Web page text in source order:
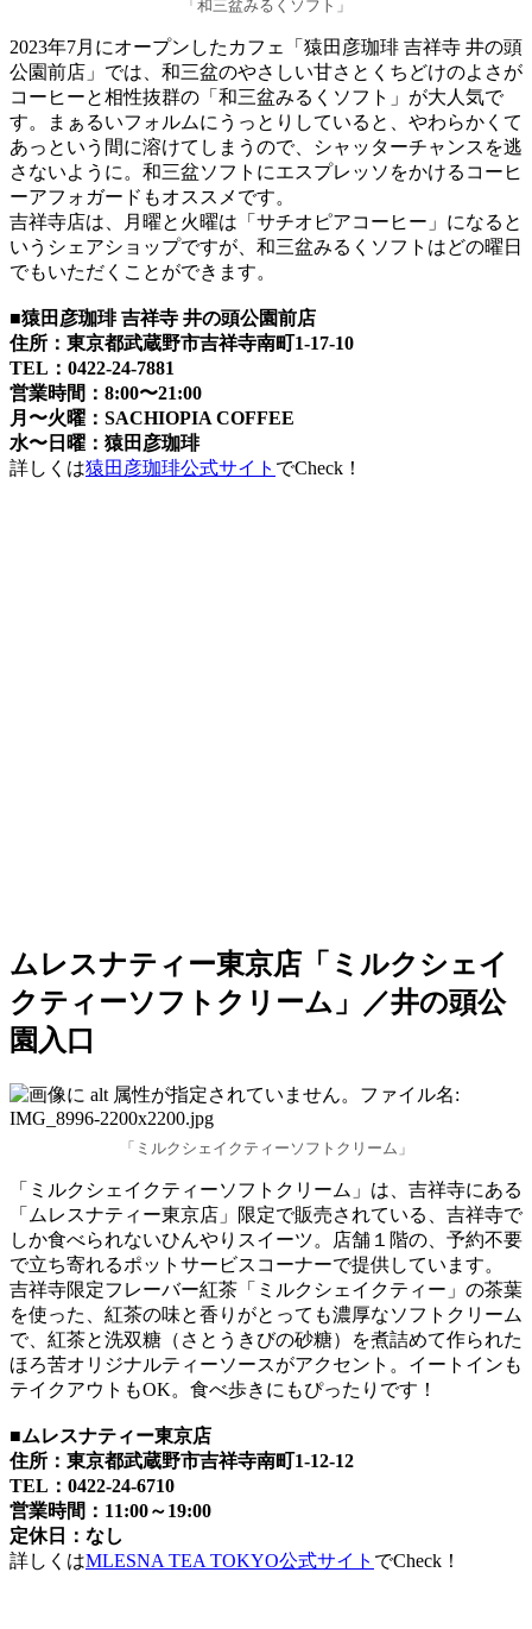
「和三盆みるくソフト」
2023年7月にオープンしたカフェ「猿田彦珈琲 吉祥寺 井の頭
公園前店」では、和三盆のやさしい甘さとくちどけのよさが
コーヒーと相性抜群の「和三盆みるくソフト」が大人気で
す。まぁるいフォルムにうっとりしていると、やわらかくて
あっという間に溶けてしまうので、シャッターチャンスを逃
さないように。和三盆ソフトにエスプレッソをかけるコーヒ
ーアフォガードもオススメです。
吉祥寺店は、月曜と火曜は「サチオピアコーヒー」になると
いうシェアショップですが、和三盆みるくソフトはどの曜日
でもいただくことができます。
■猿田彦珈琲 吉祥寺 井の頭公園前店
住所：東京都武蔵野市吉祥寺南町1-17-10
TEL：0422-24-7881
営業時間：8:00〜21:00
月〜火曜：SACHIOPIA COFFEE
水〜日曜：猿田彦珈琲
詳しくは猿田彦珈琲公式サイト でCheck！
ムレスナティー東京店「ミルクシェイ
クティーソフトクリーム」／井の頭公
園入口
「ミルクシェイクティーソフトクリーム」
「ミルクシェイクティーソフトクリーム」は、吉祥寺にある
「ムレスナティー東京店」限定で販売されている、吉祥寺で
しか食べられないひんやりスイーツ。店舗１階の、予約不要
で立ち寄れるポットサービスコーナーで提供しています。
吉祥寺限定フレーバー紅茶「ミルクシェイクティー」の茶葉
を使った、紅茶の味と香りがとっても濃厚なソフトクリーム
で、紅茶と洗双糖（さとうきびの砂糖）を煮詰めて作られた
ほろ苦オリジナルティーソースがアクセント。イートインも
テイクアウトもOK。食べ歩きにもぴったりです！
■ムレスナティー東京店
住所：東京都武蔵野市吉祥寺南町1-12-12
TEL：0422-24-6710
営業時間：11:00～19:00
定休日：なし
詳しくはMLESNA TEA TOKYO公式サイト でCheck！